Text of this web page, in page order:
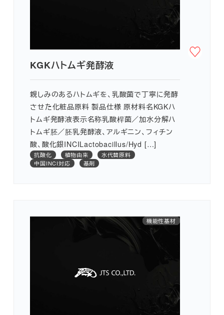
KGKハトムギ発酵液
親しみのあるハトムギを、乳酸菌で丁寧に発酵
させた化粧品原料 製品仕様 原材料名KGKハ
トムギ発酵液表示名称乳酸桿菌／加水分解ハ
トムギ胚／胚乳発酵液、アルギニン、フィチン
酸、酸化銀INCILactobacillus/Hyd […]
抗酸化 植物由来
水代替原料
中国INCI対応
基剤
創傷治癒
保湿
シワ
アミノ酸
水代替原料
医薬部外品
機能性基材